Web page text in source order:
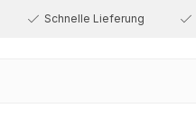
Schnelle Lieferung